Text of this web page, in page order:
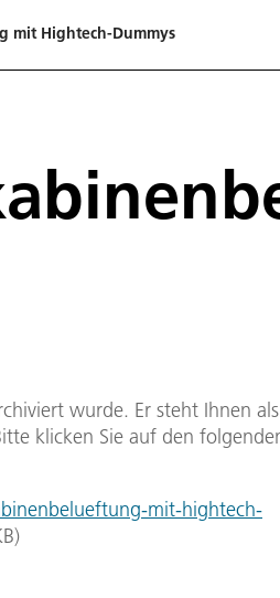
mit Hightech-Dummys
wurde. Er steht Ihnen als
klicken Sie auf den
mit-hightech-
)